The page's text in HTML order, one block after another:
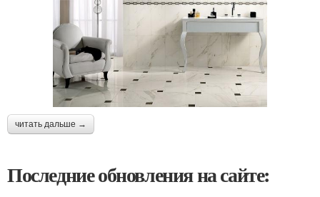
читать дальше →
Последние обновления на сайте: